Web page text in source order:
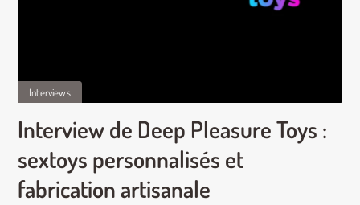
Interviews
Interview de Deep Pleasure Toys :
sextoys personnalisés et
fabrication artisanale